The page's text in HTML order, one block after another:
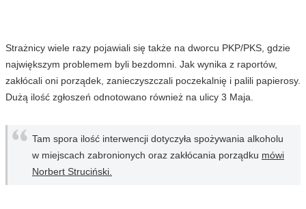
Strażnicy wiele razy pojawiali się także na dworcu PKP/PKS, gdzie
największym problemem byli bezdomni. Jak wynika z raportów,
zakłócali oni porządek, zanieczyszczali poczekalnię i palili papierosy.
Dużą ilość zgłoszeń odnotowano również na ulicy 3 Maja.
Tam spora ilość interwencji dotyczyła spożywania alkoholu
w miejscach zabronionych oraz zakłócania porządku mówi
Norbert Struciński.